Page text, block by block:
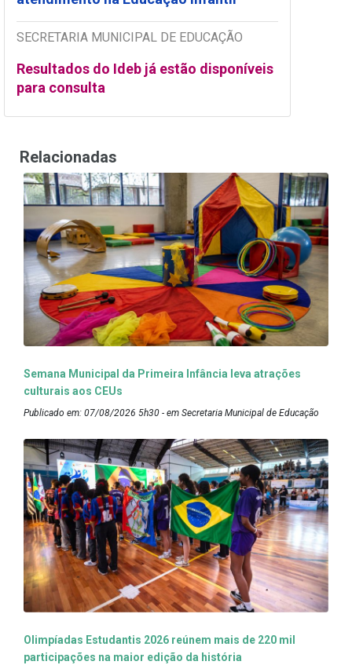
SECRETARIA MUNICIPAL DE EDUCAÇÃO
Resultados do Ideb já estão disponíveis
para consulta
Relacionadas
Semana Municipal da Primeira Infância leva atrações
culturais aos CEUs
Publicado em: 07/08/2026 5h30 - em Secretaria Municipal de Educação
Olimpíadas Estudantis 2026 reúnem mais de 220 mil
participações na maior edição da história